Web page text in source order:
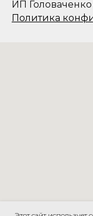
ИП
Политика